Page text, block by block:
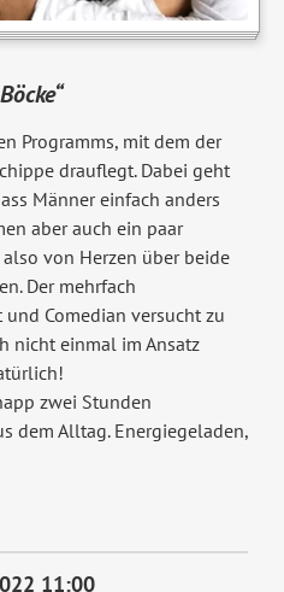
Programms, mit dem der
drauflegt. Dabei geht
Männer einfach anders
aber auch ein paar
von Herzen über beide
Der mehrfach
Comedian versucht zu
nicht einmal im Ansatz
zwei Stunden
dem Alltag. Energiegeladen,
11:00